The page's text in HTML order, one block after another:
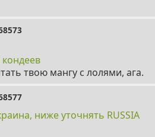
твою мангу с лолями, ага.
ниже уточнять RUSSIA